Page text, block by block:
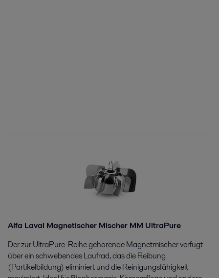
Alfa Laval Magnetischer Mischer MM UltraPure
Der zur UltraPure-Reihe gehörende Magnetmischer verfügt
über ein schwebendes Laufrad, das die Reibung
(Partikelbildung) eliminiert und die Reinigungsfähigkeit